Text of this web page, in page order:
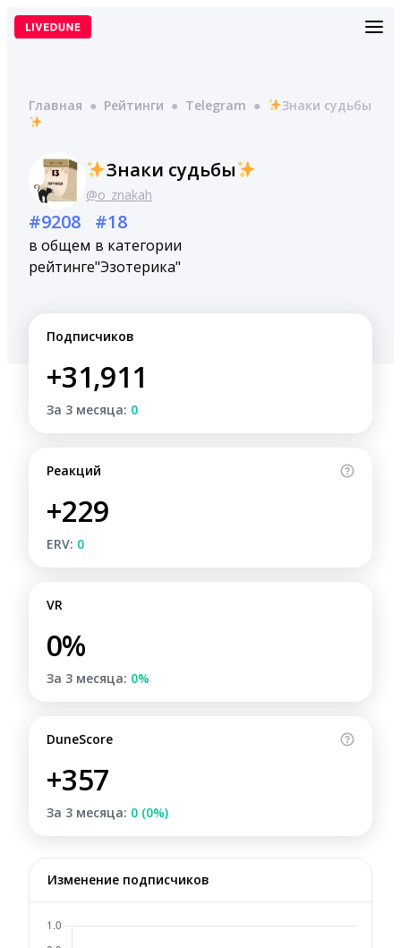
Перейти
Главная ● Рейтинги ● Telegram ● Знаки судьбы
Знаки судьбы
@o_znakah
#9208
в общем
рейтинге
#18
в категории
"Эзотерика"
Подписчиков
+31,911
За 3 месяца: 0
Реакций
+229
ERV: 0
VR
0%
За 3 месяца: 0%
DuneScore
+357
За 3 месяца: 0 (0%)
Изменение подписчиков